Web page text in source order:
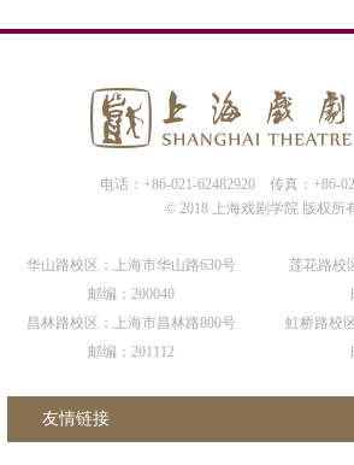
电话：+86-021-62482920
传真：+86-
© 2018 上海戏剧学院 版权所
华山路校区：上海市华山路630号
邮编：200040
昌林路校区：上海市昌林路800号
邮编：201112
莲花路校
虹桥路校
友情链接